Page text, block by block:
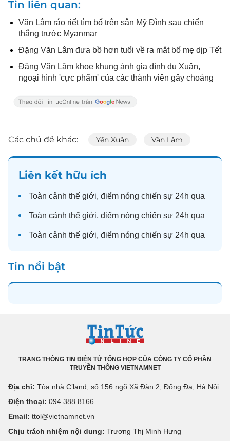
Tin liên quan
Văn Lâm ráo riết tìm bố trên sân Mỹ Đình sau chiến
thắng trước Myanmar
Đặng Văn Lâm đưa bồ hơn tuổi về ra mắt bố mẹ dịp Tết
Đặng Văn Lâm khoe khung ảnh gia đình du Xuân,
ngoại hình 'cực phẩm' của các thành viên gây choáng
Các chủ đề khác: Yến Xuân Văn Lâm
Liên kết hữu ích
Toàn cảnh thế giới, điểm nóng chiến sự 24h qua
Toàn cảnh thế giới, điểm nóng chiến sự 24h qua
Toàn cảnh thế giới, điểm nóng chiến sự 24h qua
Tin nổi bật
TRANG THÔNG TIN ĐIỆN TỬ TỔNG HỢP CỦA CÔNG TY CỔ PHẦN
TRUYỀN THÔNG VIETNAMNET
Địa chỉ: Tòa nhà C’land, số 156 ngõ Xã Đàn 2, Đống Đa, Hà Nội
Điện thoại: 094 388 8166
Email: ttol@vietnamnet.vn
Chịu trách nhiệm nội dung: Trương Thị Minh Hưng